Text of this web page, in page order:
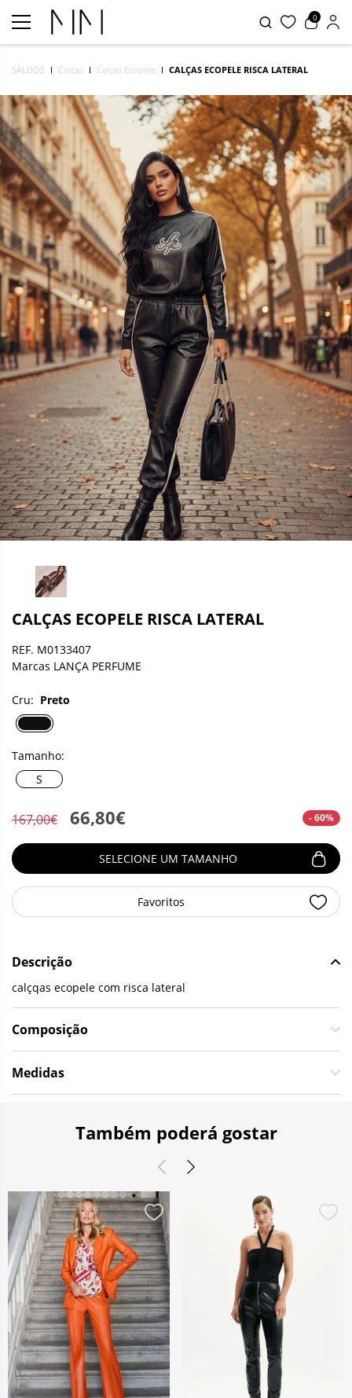
0
SALDOS Calças Calças Ecopele CALÇAS ECOPELE RISCA LATERAL
CALÇAS ECOPELE RISCA LATERAL
REF. M0133407
Marcas LANÇA PERFUME
Cru: Preto
Tamanho:
S
167,00€ 66,80€ - 60%
SELECIONE UM TAMANHO
Favoritos
Descrição
calçqas ecopele com risca lateral
Composição
Medidas
Também poderá gostar